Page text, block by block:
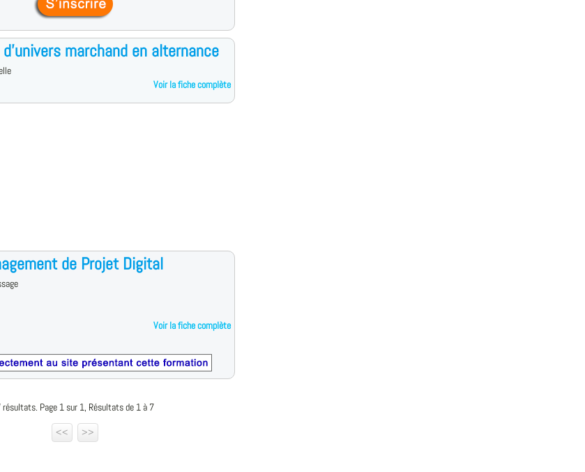
marchand en alternance
Voir la fiche complète
de Projet Digital
Voir la fiche complète
résultats. Page 1 sur 1, Résultats de 1 à 7
<<
>>